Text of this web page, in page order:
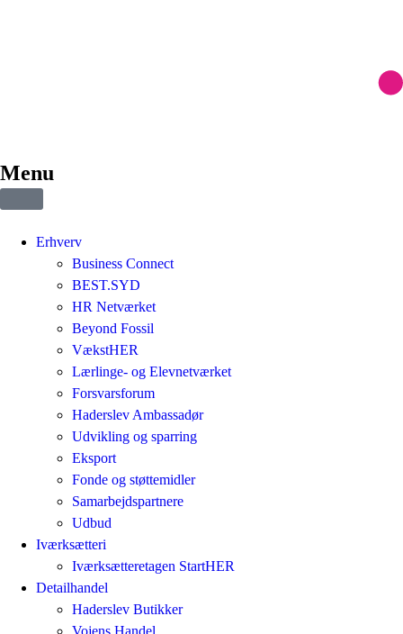
Menu
Erhverv
Business Connect
BEST.SYD
HR Netværket
Beyond Fossil
VækstHER
Lærlinge- og Elevnetværket
Forsvarsforum
Haderslev Ambassadør
Udvikling og sparring
Eksport
Fonde og støttemidler
Samarbejdspartnere
Udbud
Iværksætteri
Iværksætteretagen StartHER
Detailhandel
Haderslev Butikker
Vojens Handel